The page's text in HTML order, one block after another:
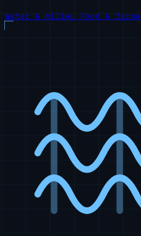
Water & milieu Food & farma